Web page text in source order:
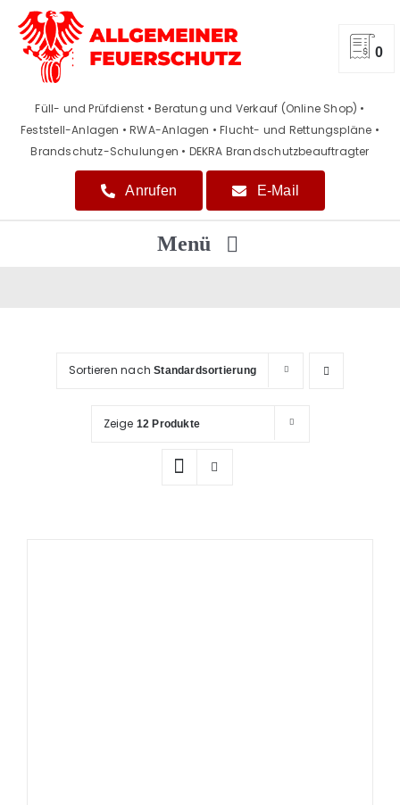
Inhalt
springen
Füll- und Prüfdienst • Beratung und Verkauf (Online Shop) •
Feststell-Anlagen • RWA-Anlagen • Flucht- und Rettungspläne •
Brandschutz-Schulungen • DEKRA Brandschutzbeauftragter
Anrufen E-Mail
0
Menü
Sortieren nachStandardsortierung
Zeige 12 Produkte